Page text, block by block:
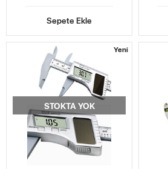
Sepete Ekle
Yeni
STOKTA YOK